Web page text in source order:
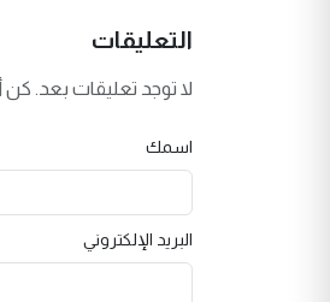
التعليقات
لا توجد تعليقات بعد.
اسمك
البريد الإلكتروني